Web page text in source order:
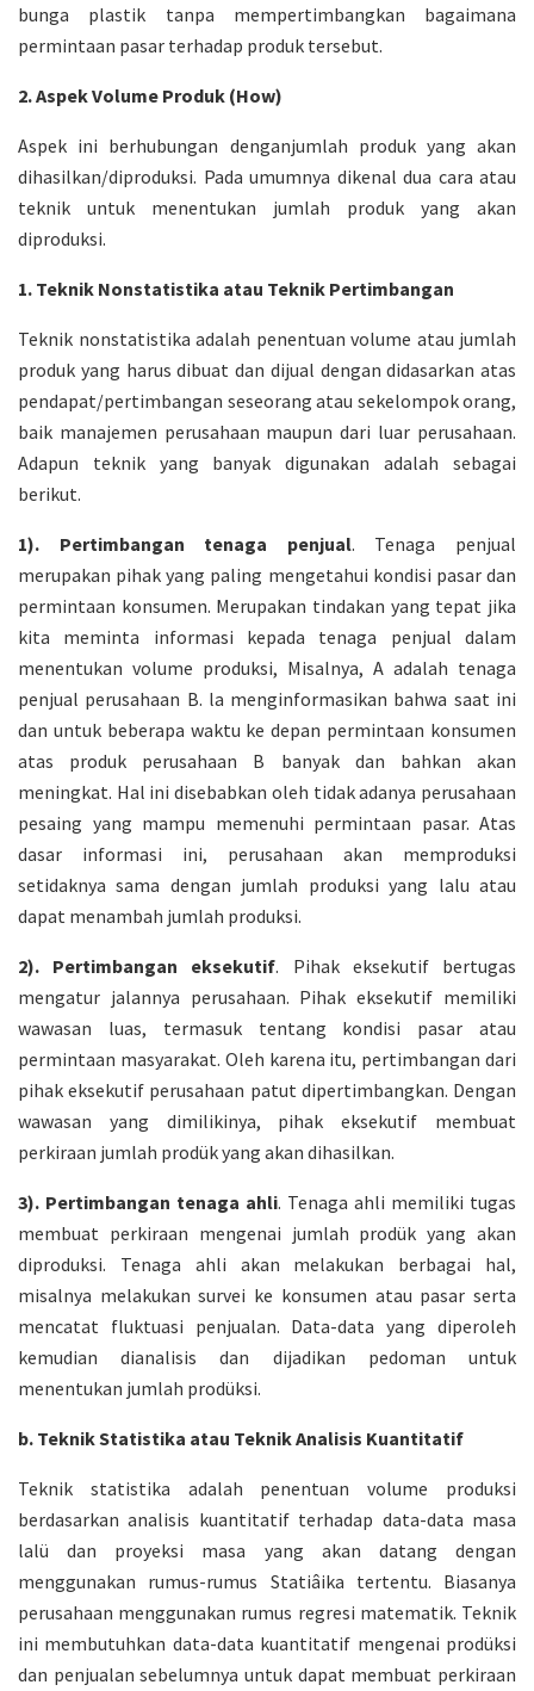
bunga plastik tanpa mempertimbangkan bagaimana
permintaan pasar terhadap produk tersebut.
2. Aspek Volume Produk (How)
Aspek ini berhubungan denganjumlah produk yang akan
dihasilkan/diproduksi. Pada umumnya dikenal dua cara atau
teknik untuk menentukan jumlah produk yang akan
diproduksi.
1. Teknik Nonstatistika atau Teknik Pertimbangan
Teknik nonstatistika adalah penentuan volume atau jumlah
produk yang harus dibuat dan dijual dengan didasarkan atas
pendapat/pertimbangan seseorang atau sekelompok orang,
baik manajemen perusahaan maupun dari luar perusahaan.
Adapun teknik yang banyak digunakan adalah sebagai
berikut.
1). Pertimbangan tenaga penjual. Tenaga penjual
merupakan pihak yang paling mengetahui kondisi pasar dan
permintaan konsumen. Merupakan tindakan yang tepat jika
kita meminta informasi kepada tenaga penjual dalam
menentukan volume produksi, Misalnya, A adalah tenaga
penjual perusahaan B. la menginformasikan bahwa saat ini
dan untuk beberapa waktu ke depan permintaan konsumen
atas produk perusahaan B banyak dan bahkan akan
meningkat. Hal ini disebabkan oleh tidak adanya perusahaan
pesaing yang mampu memenuhi permintaan pasar. Atas
dasar informasi ini, perusahaan akan memproduksi
setidaknya sama dengan jumlah produksi yang lalu atau
dapat menambah jumlah produksi.
2). Pertimbangan eksekutif. Pihak eksekutif bertugas
mengatur jalannya perusahaan. Pihak eksekutif memiliki
wawasan luas, termasuk tentang kondisi pasar atau
permintaan masyarakat. Oleh karena itu, pertimbangan dari
pihak eksekutif perusahaan patut dipertimbangkan. Dengan
wawasan yang dimilikinya, pihak eksekutif membuat
perkiraan jumlah prodük yang akan dihasilkan.
3). Pertimbangan tenaga ahli. Tenaga ahli memiliki tugas
membuat perkiraan mengenai jumlah prodük yang akan
diproduksi. Tenaga ahli akan melakukan berbagai hal,
misalnya melakukan survei ke konsumen atau pasar serta
mencatat fluktuasi penjualan. Data-data yang diperoleh
kemudian dianalisis dan dijadikan pedoman untuk
menentukan jumlah prodüksi.
b. Teknik Statistika atau Teknik Analisis Kuantitatif
Teknik statistika adalah penentuan volume produksi
berdasarkan analisis kuantitatif terhadap data-data masa
lalü dan proyeksi masa yang akan datang dengan
menggunakan rumus-rumus Statiâika tertentu. Biasanya
perusahaan menggunakan rumus regresi matematik. Teknik
ini membutuhkan data-data kuantitatif mengenai prodüksi
dan penjualan sebelumnya untuk dapat membuat perkiraan